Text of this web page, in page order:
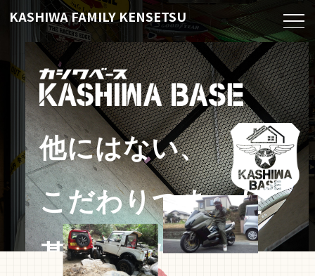
KASHIWA FAMILY KENSETSU
他にはない、
こだわりつまった
基地づくりを